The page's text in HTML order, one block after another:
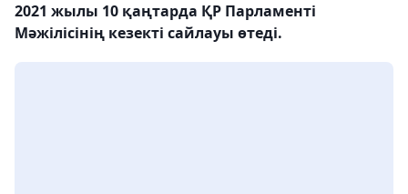
2021 жылы 10 қаңтарда ҚР Парламенті
Мәжілісінің кезекті сайлауы өтеді.